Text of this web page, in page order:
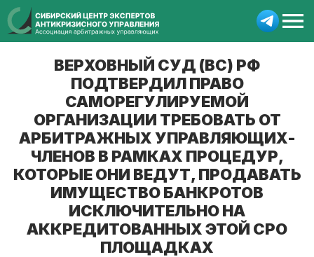
ВЕРХОВНЫЙ СУД (ВС) РФ
ПОДТВЕРДИЛ ПРАВО
САМОРЕГУЛИРУЕМОЙ
ОРГАНИЗАЦИИ ТРЕБОВАТЬ ОТ
АРБИТРАЖНЫХ УПРАВЛЯЮЩИХ-
ЧЛЕНОВ В РАМКАХ ПРОЦЕДУР,
КОТОРЫЕ ОНИ ВЕДУТ, ПРОДАВАТЬ
ИМУЩЕСТВО БАНКРОТОВ
ИСКЛЮЧИТЕЛЬНО НА
АККРЕДИТОВАННЫХ ЭТОЙ СРО
ПЛОЩАДКАХ